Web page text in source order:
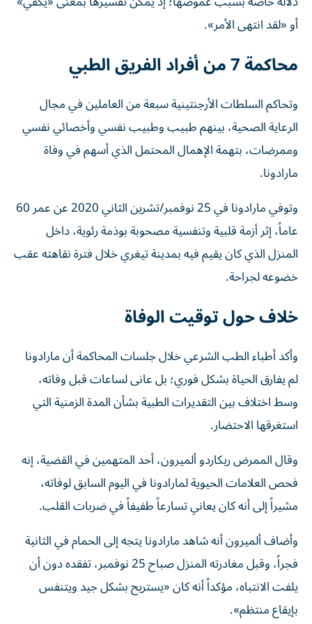
أو «لقد انتهى الأمر».
محاكمة 7 من أفراد الفريق الطبي
وتحاكم السلطات الأرجنتينية سبعة من العاملين في مجال
الرعاية الصحية، بينهم طبيب وطبيب نفسي وأخصائي نفسي
وممرضات، بتهمة الإهمال المحتمل الذي أسهم في وفاة
مارادونا.
وتوفي مارادونا في 25 نوفمبر/تشرين الثاني 2020 عن عمر 60
عاماً، إثر أزمة قلبية وتنفسية مصحوبة بوذمة رئوية، داخل
المنزل الذي كان يقيم فيه بمدينة تيغري خلال فترة نقاهته عقب
خضوعه لجراحة.
خلاف حول توقيت الوفاة
وأكد أطباء الطب الشرعي خلال جلسات المحاكمة أن مارادونا
لم يفارق الحياة بشكل فوري؛ بل عانى لساعات قبل وفاته،
وسط اختلاف بين التقديرات الطبية بشأن المدة الزمنية التي
استغرقها الاحتضار.
وقال الممرض ريكاردو ألميرون، أحد المتهمين في القضية، إنه
فحص العلامات الحيوية لمارادونا في اليوم السابق لوفاته،
مشيراً إلى أنه كان يعاني تسارعاً طفيفاً في ضربات القلب.
وأضاف ألميرون أنه شاهد مارادونا يتجه إلى الحمام في الثانية
فجراً، وقبل مغادرته المنزل صباح 25 نوفمبر، تفقده دون أن
يلفت الانتباه، مؤكداً أنه كان «يستريح بشكل جيد ويتنفس
بإيقاع منتظم».